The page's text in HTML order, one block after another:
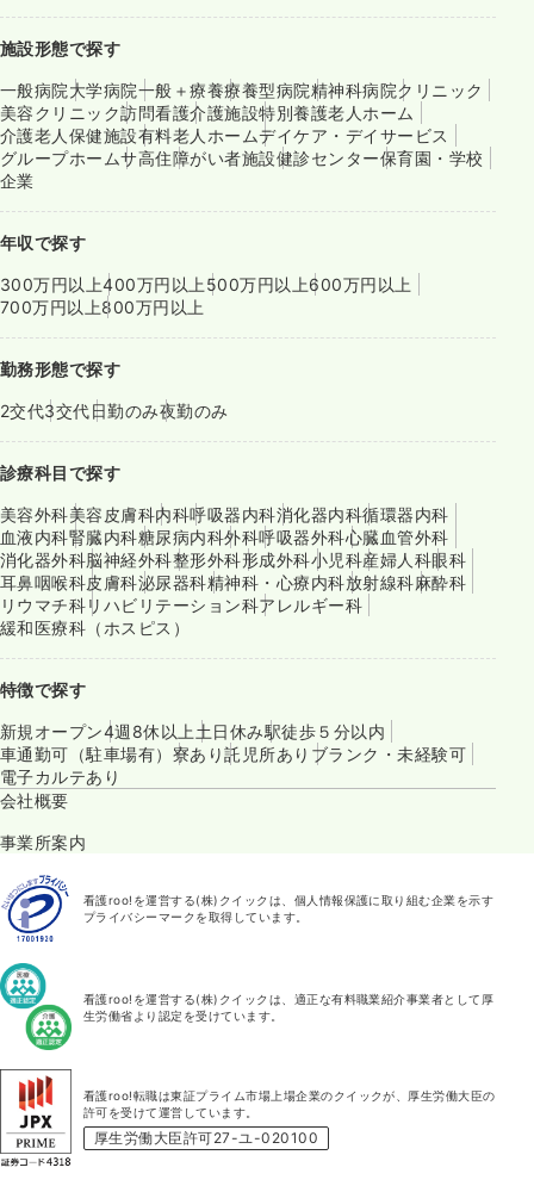
施設形態で探す
一般病院大学病院一般＋療養療養型病院精神科病院クリニック
美容クリニック訪問看護介護施設特別養護老人ホーム
介護老人保健施設有料老人ホームデイケア・デイサービス
グループホームサ高住障がい者施設健診センター保育園・学校
企業
年収で探す
300万円以上400万円以上 500万円以上600万円以上
700万円以上800万円以上
勤務形態で探す
2交代3交代日勤のみ夜勤のみ
診療科目で探す
美容外科美容皮膚科内科呼吸器内科消化器内科循環器内科
血液内科腎臓内科糖尿病内科外科呼吸器外科心臓血管外科
消化器外科脳神経外科整形外科形成外科小児科産婦人科眼科
耳鼻咽喉科皮膚科泌尿器科精神科・心療内科放射線科麻酔科
リウマチ科リハビリテーション科アレルギー科
緩和医療科（ホスピス）
特徴で探す
新規オープン4週8休以上 土日休み駅徒歩５分以内
車通勤可（駐車場有） 寮あり託児所あり ブランク・未経験可
電子カルテあり
会社概要
事業所案内
看護roo!を運営する(株)クイックは、個人情報保護に取り組む企業を示す
プライバシーマークを取得しています。
看護roo!を運営する(株)クイックは、適正な有料職業紹介事業者として厚
生労働省より認定を受けています。
看護roo!転職は東証プライム市場上場企業のクイックが、厚生労働大臣の
許可を受けて運営しています。
厚生労働大臣許可27-ユ-020100